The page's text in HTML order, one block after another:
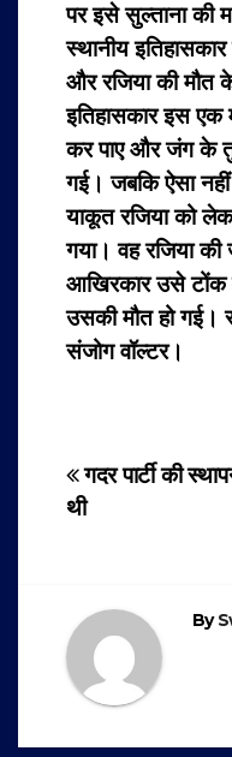
पर इसे सुल्ताना की
स्थानीय
और रजिया की मौत
इतिहासकार इस
कर पाए और जंग के
गई। जबकि ऐसा
याकूत रजिया को
गया। वह रजिया की
आखिरकार उसे टोंक
उसकी मौत हो गई।
संजोग वॉल्टर।
Post
गदर पार्टी की
थी
By